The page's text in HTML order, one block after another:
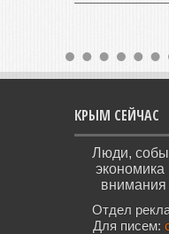
КРЫМ СЕЙЧАС
Люди,
экономика
внимания
Отдел
Для писем: